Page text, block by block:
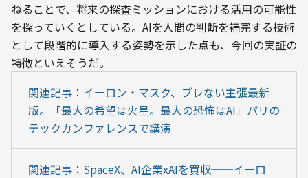
ねることで、将来の探査ミッションにおける活用の可能性
を探っていくとしている。AIを人間の判断を補完する技術
として段階的に導入する姿勢を示した点も、今回の実証の
特徴といえそうだ。
関連記事：イーロン・マスク、ブレない主張最新
版。「最大の希望は火星。最大の恐怖はAI」パリの
テックカンファレンスで講演
関連記事：SpaceX、AI企業xAIを買収──イーロ